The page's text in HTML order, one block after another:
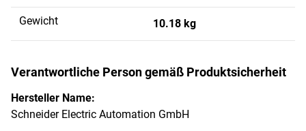
Gewicht 10.18 kg
Verantwortliche Person gemäß Produktsicherheit
Hersteller Name:
Schneider Electric Automation GmbH